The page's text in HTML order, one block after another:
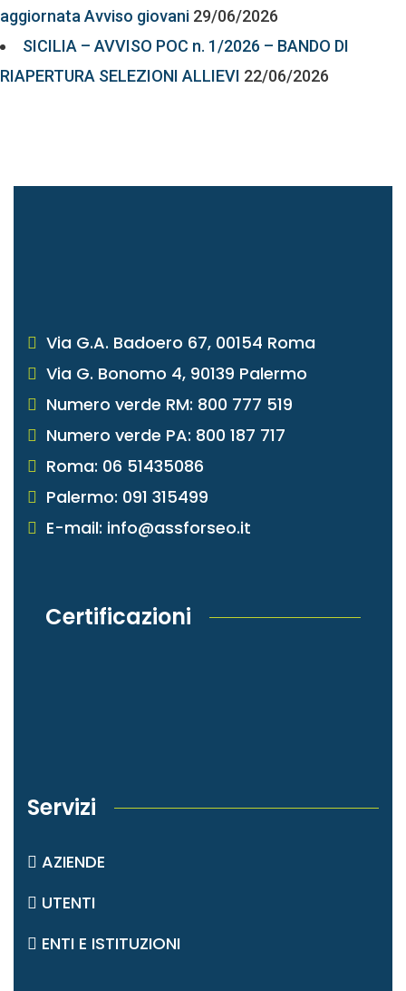
aggiornata Avviso giovani 29/06/2026
SICILIA – AVVISO POC n. 1/2026 – BANDO DI
RIAPERTURA SELEZIONI ALLIEVI 22/06/2026
Via G.A. Badoero 67, 00154 Roma
Via G. Bonomo 4, 90139 Palermo
Numero verde RM: 800 777 519
Numero verde PA: 800 187 717
Roma: 06 51435086
Palermo: 091 315499
E-mail: info@assforseo.it
Certificazioni
Servizi
AZIENDE
UTENTI
ENTI E ISTITUZIONI